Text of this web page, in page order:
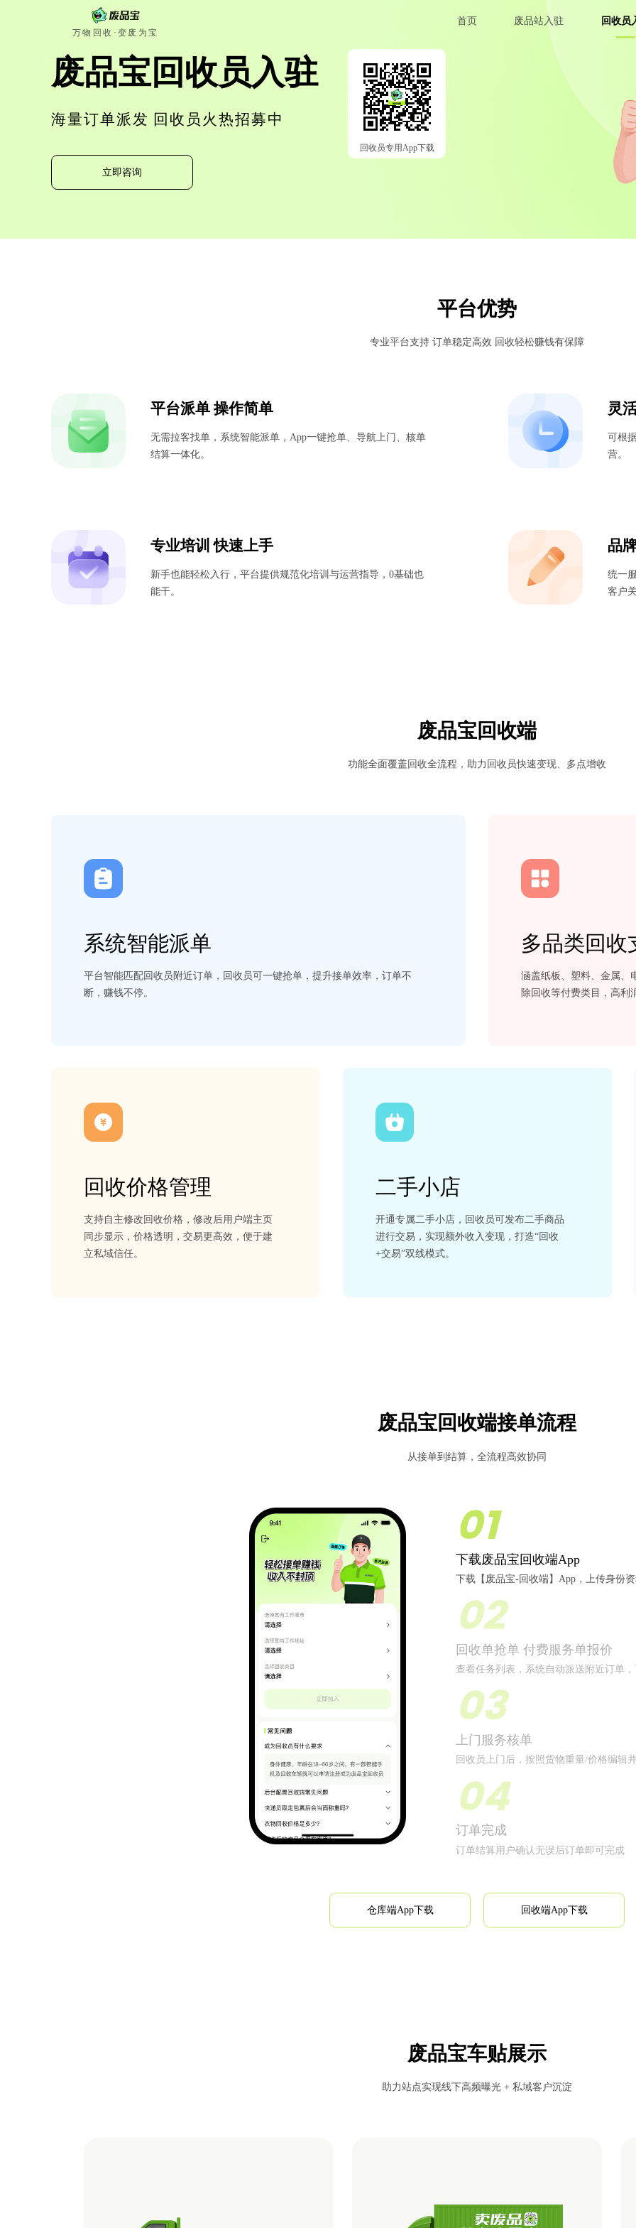
万物回收·变废为宝
首页 废品站入驻 回收员
废品宝回收员入驻
海量订单派发 回收员火热招募中
立即咨询
回收员专用App下载
平台优势
专业平台支持 订单稳定高效 回收轻松赚钱有保障
平台派单 操作简单
无需拉客找单，系统智能派单，App一键抢单、导航上门、核单
结算一体化。
灵
可根
营。
专业培训 快速上手
新手也能轻松入行，平台提供规范化培训与运营指导，0基础也
能干。
品
统一
客户
废品宝回收端
功能全面覆盖回收全流程，助力回收员快速变现、多点增收
系统智能派单
平台智能匹配回收员附近订单，回收员可一键抢单，提升接单效率，订单不
断，赚钱不停。
多品类回收
涵盖纸板、塑料、金属、
除回收等付费类目，高利
回收价格管理
支持自主修改回收价格，修改后用户端主页
同步显示，价格透明，交易更高效，便于建
立私域信任。
二手小店
开通专属二手小店，回收员可发布二手商品
进行交易，实现额外收入变现，打造“回收
+交易”双线模式。
废品宝回收端接单流程
从接单到结算，全流程高效协同
01
下载废品宝回收端App
下载【废品宝-回收端】App，上传身份
02
回收单抢单 付费服务单报价
查看任务列表，系统自动派送附近订单
03
上门服务核单
回收员上门后，按照货物重量/价格编辑
04
订单完成
订单结算用户确认无误后订单即可完成
仓库端App下载 回收端App下载
废品宝车贴展示
助力站点实现线下高频曝光 + 私域客户沉淀